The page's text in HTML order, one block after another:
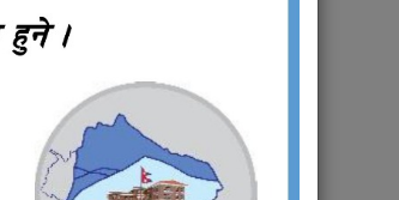
सार्वजनिक खरीद / बोलपत्र
सूचना
चन्द्रागिरि नगरपालिका क्षेत्र भित्रको कवाडी
सामग्री उत्पादन तथा निकासी सम्बन्धी सम्भावना
अध्ययन कार्यको प्रस्ताव माग सम्बन्धी सूचना !